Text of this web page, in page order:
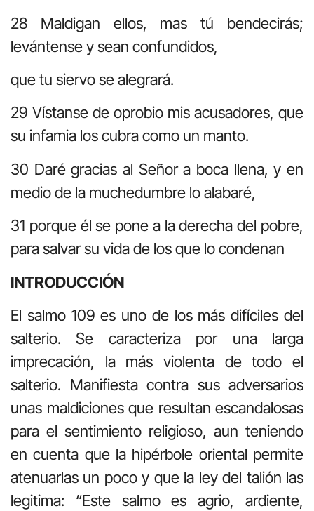
28 Maldigan ellos, mas tú bendecirás;
levántense y sean confundidos,
que tu siervo se alegrará.
29 Vístanse de oprobio mis acusadores, que
su infamia los cubra como un manto.
30 Daré gracias al Señor a boca llena, y en
medio de la muchedumbre lo alabaré,
31 porque él se pone a la derecha del pobre,
para salvar su vida de los que lo condenan
INTRODUCCIÓN
El salmo 109 es uno de los más difíciles del
salterio. Se caracteriza por una larga
imprecación, la más violenta de todo el
salterio. Manifiesta contra sus adversarios
unas maldiciones que resultan escandalosas
para el sentimiento religioso, aun teniendo
en cuenta que la hipérbole oriental permite
atenuarlas un poco y que la ley del talión las
legitima: “Este salmo es agrio, ardiente,